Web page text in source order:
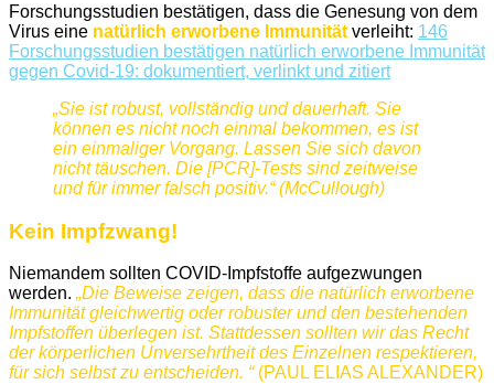
Forschungsstudien bestätigen, dass die Genesung von dem
Virus eine natürlich erworbene Immunität verleiht: 146
Forschungsstudien bestätigen natürlich erworbene Immunität
gegen Covid-19: dokumentiert, verlinkt und zitiert
„Sie ist robust, vollständig und dauerhaft. Sie
können es nicht noch einmal bekommen, es ist
ein einmaliger Vorgang. Lassen Sie sich davon
nicht täuschen. Die [PCR]-Tests sind zeitweise
und für immer falsch positiv.“ (McCullough)
Kein Impfzwang!
Niemandem sollten COVID-Impfstoffe aufgezwungen
werden. „Die Beweise zeigen, dass die natürlich erworbene
Immunität gleichwertig oder robuster und den bestehenden
Impfstoffen überlegen ist. Stattdessen sollten wir das Recht
der körperlichen Unversehrtheit des Einzelnen respektieren,
für sich selbst zu entscheiden. “ (PAUL ELIAS ALEXANDER)